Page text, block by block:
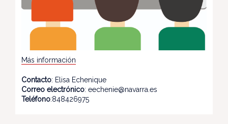
Más información
Contacto: Elisa Echenique
Correo electrónico: eechenie@navarra.es
Teléfono:848426975